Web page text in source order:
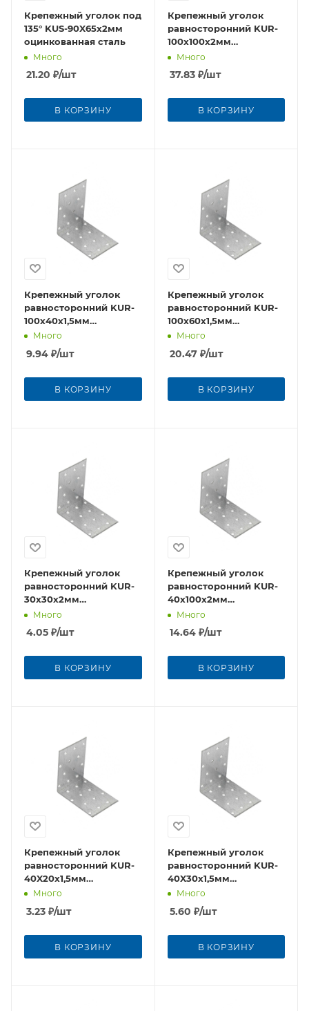
Крепежный уголок под
135° KUS-90X65х2мм
оцинкованная сталь
Много
21.20 ₽/шт
В КОРЗИНУ
Крепежный уголок
равносторонний KUR-
100x100х2мм
оцинкованная сталь
Много
37.83₽/шт
В КОРЗИНУ
Крепежный уголок
равносторонний KUR-
100x40х1,5мм
оцинкованная сталь
Много
9.94 ₽/шт
В КОРЗИНУ
Крепежный уголок
равносторонний KUR-
100x60х1,5мм
оцинкованная сталь
Много
20.47₽/шт
В КОРЗИНУ
Крепежный уголок
равносторонний KUR-
30x30х2мм
оцинкованная сталь
Много
4.05 ₽/шт
В КОРЗИНУ
Крепежный уголок
равносторонний KUR-
40x100х2мм
оцинкованная сталь
Много
14.64₽/шт
В КОРЗИНУ
Крепежный уголок
равносторонний KUR-
40X20х1,5мм
оцинкованная сталь
Много
3.23 ₽/шт
В КОРЗИНУ
Крепежный уголок
равносторонний KUR-
40X30х1,5мм
оцинкованная сталь
Много
5.60 ₽/шт
В КОРЗИНУ